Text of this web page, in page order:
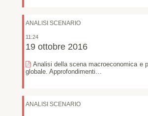
ANALISI SCENARIO
11:24
19 ottobre 2016
Analisi della scena macroeconomica e
globale. Approfondimenti…
ANALISI SCENARIO